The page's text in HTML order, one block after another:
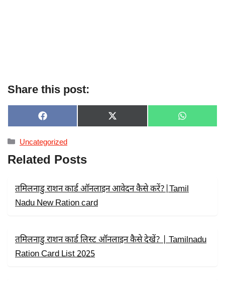
Share this post:
SHARE
ON
F
A
E
B
O
SHARE
ON
X
(
R
SHARE
ON
W
H
Categories
Uncategorized
Related Posts
तमिलनाडु राशन कार्ड ऑनलाइन आवेदन कैसे करें?|Tamil
Nadu New Ration card
तमिलनाडु राशन कार्ड लिस्ट ऑनलाइन कैसे देखें? | Tamilnadu
Ration Card List 2025